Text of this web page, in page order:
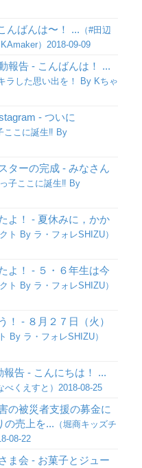
んばんは〜！ ... （#田辺
）2018-09-09
報告 - こんばんは！ ...
ラした思い出を！ By Kちゃ
- ついに
ここに誕生‼︎ By
ターの完成 - みなさん
子ここに誕生‼︎ By
よ！ - 夏休みに，かか
ト By ラ・フォレSHIZU）
よ！ - ５・６年生は今
ト By ラ・フォレSHIZU）
！ - ８月２７日（火）
By ラ・フォレSHIZU）
報告 - こんにちは！ ...
べくえすと）2018-08-25
の被災者支援の募金に
の売上を... （堀商キッズチ
08-22
ま会 - お菓子とジュー